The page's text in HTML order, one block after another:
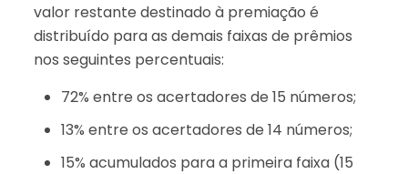
valor restante destinado à premiação é
distribuído para as demais faixas de prêmios
nos seguintes percentuais:
72% entre os acertadores de 15 números;
13% entre os acertadores de 14 números;
15% acumulados para a primeira faixa (15